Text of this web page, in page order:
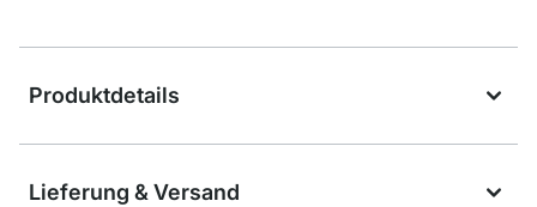
Produktdetails
Lieferung & Versand